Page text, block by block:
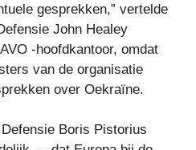
gesprekken,” vertelde
John Healey
-hoofdkantoor, omdat
van de organisatie
over Oekraïne.
Boris Pistorius